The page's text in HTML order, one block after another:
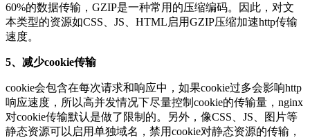
60%的数据传输，GZIP是一种常用的压缩编码。因此，对文
本类型的资源如CSS、JS、HTML启用GZIP压缩加速http传输
速度。
5、减少cookie传输
cookie会包含在每次请求和响应中，如果cookie过多会影响http
响应速度，所以高并发情况下尽量控制cookie的传输量，nginx
对cookie传输默认是做了限制的。另外，像CSS、JS、图片等
静态资源可以启用单独域名，禁用cookie对静态资源的传输，